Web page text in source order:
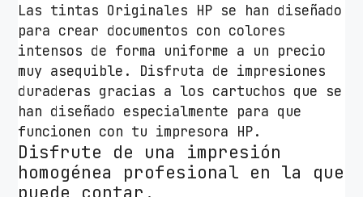
º
9
3
5
/
M
a
g
e
Las tintas Originales HP se han diseñado
para crear documentos con colores
intensos de forma uniforme a un precio
muy asequible. Disfruta de impresiones
duraderas gracias a los cartuchos que se
han diseñado especialmente para que
funcionen con tu impresora HP.
Disfrute de una impresión
homogénea profesional en la que
puede contar.